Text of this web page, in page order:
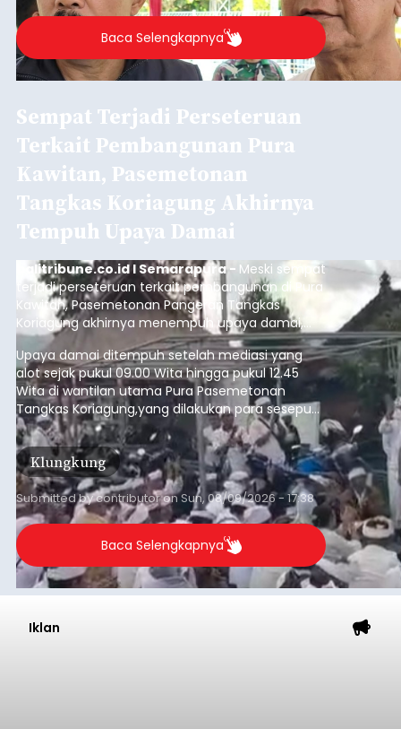
Baca Selengkapnya
Sempat Terjadi Perseteruan
Terkait Pembangunan Pura
Kawitan, Pasemetonan
Tangkas Koriagung Akhirnya
Tempuh Upaya Damai
balitribune.co.id I Semarapura - Meski sempat
terjadi perseteruan terkait pembangunan di Pura
Kawitan, Pasemetonan Pangeran Tangkas
Koriagung akhirnya menempuh upaya damai,
pada Minggu (9/8/2026).
Upaya damai ditempuh setelah mediasi yang
alot sejak pukul 09.00 Wita hingga pukul 12.45
Wita di wantilan utama Pura Pasemetonan
Tangkas Koriagung,yang dilakukan para sesepuh
kedua belah pihak yang berseberangan.
Klungkung
Submitted bycontributoronSun, 08/09/2026 - 17:38
Baca Selengkapnya
Iklan